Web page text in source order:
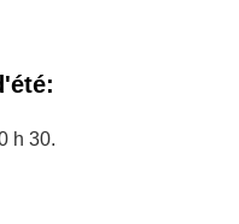
h 30.